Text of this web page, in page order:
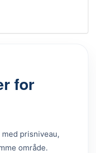
for
prisniveau,
område.